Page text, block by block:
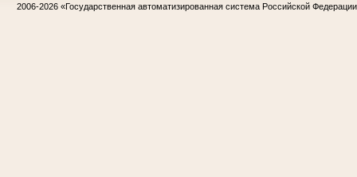
2006-2026 «Государственная автоматизированная система Российской